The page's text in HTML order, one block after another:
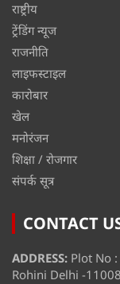
राष्ट्रीय
ट्रेंडिंग न्यूज
राजनीति
लाइफस्टाइल
कारोबार
खेल
मनोरंजन
शिक्षा / रोजगार
संपर्क सूत्र
CONTACT
ADDRESS: Plot No
Rohini Delhi -